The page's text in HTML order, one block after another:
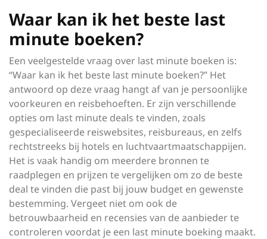
Waar kan ik het beste last
minute boeken?
Een veelgestelde vraag over last minute boeken is:
“Waar kan ik het beste last minute boeken?” Het
antwoord op deze vraag hangt af van je persoonlijke
voorkeuren en reisbehoeften. Er zijn verschillende
opties om last minute deals te vinden, zoals
gespecialiseerde reiswebsites, reisbureaus, en zelfs
rechtstreeks bij hotels en luchtvaartmaatschappijen.
Het is vaak handig om meerdere bronnen te
raadplegen en prijzen te vergelijken om zo de beste
deal te vinden die past bij jouw budget en gewenste
bestemming. Vergeet niet om ook de
betrouwbaarheid en recensies van de aanbieder te
controleren voordat je een last minute boeking maakt.